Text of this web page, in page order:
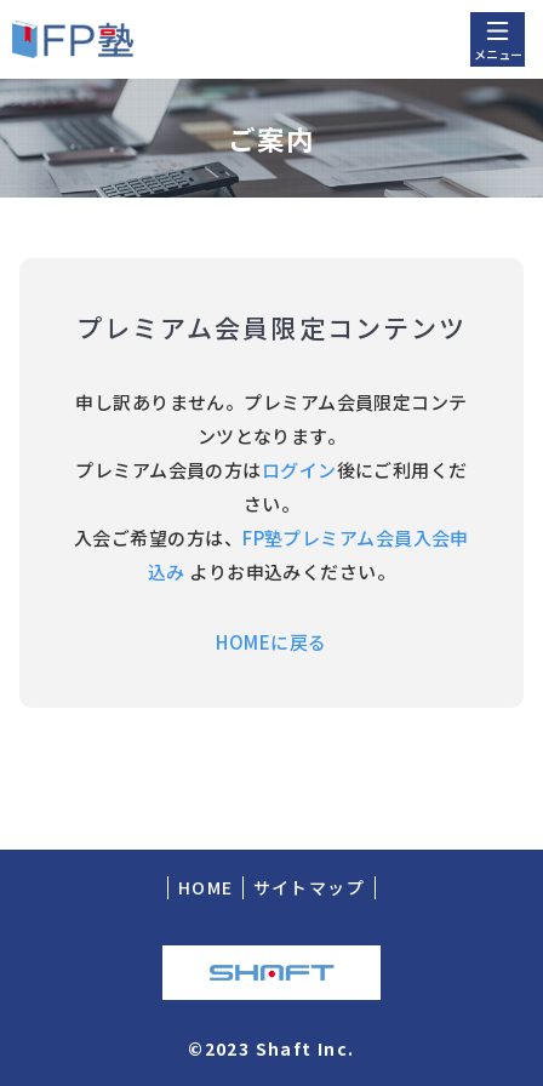
メニュー
ご案内
プレミアム会員限定コンテンツ
申し訳ありません。プレミアム会員限定コンテ
ンツとなります。
プレミアム会員の方はログイン後にご利用くだ
さい。
入会ご希望の方は、 FP塾プレミアム会員入会申
込み よりお申込みください。
HOMEに戻る
HOME サイトマップ
©2023 Shaft Inc.